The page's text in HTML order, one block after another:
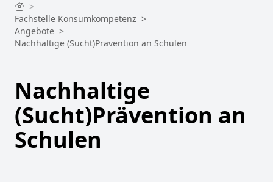
>
Fachstelle Konsumkompetenz >
Angebote >
Nachhaltige (Sucht)Prävention an Schulen
Nachhaltige
(Sucht)Prävention an
Schulen